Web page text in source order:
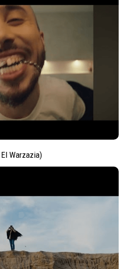
Warzazia)